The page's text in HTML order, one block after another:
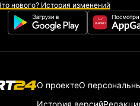
нового? История изменений
О проектеО
История версий